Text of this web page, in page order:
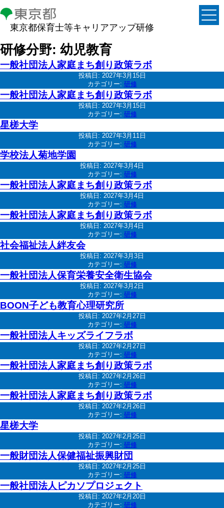
東京都保育士等キャリアアップ研修
研修分野: 幼児教育
一般社団法人家庭まち創り政策ラボ
投稿日: 2027年3月15日
カテゴリー: 研修
一般社団法人家庭まち創り政策ラボ
投稿日: 2027年3月15日
カテゴリー: 研修
星槎大学
投稿日: 2027年3月11日
カテゴリー: 研修
学校法人菊地学園
投稿日: 2027年3月4日
カテゴリー: 研修
一般社団法人家庭まち創り政策ラボ
投稿日: 2027年3月4日
カテゴリー: 研修
一般社団法人家庭まち創り政策ラボ
投稿日: 2027年3月4日
カテゴリー: 研修
社会福祉法人絆友会
投稿日: 2027年3月3日
カテゴリー: 研修
一般社団法人保育栄養安全衛生協会
投稿日: 2027年3月2日
カテゴリー: 研修
BOON子ども教育心理研究所
投稿日: 2027年2月27日
カテゴリー: 研修
一般社団法人キッズライフラボ
投稿日: 2027年2月27日
カテゴリー: 研修
一般社団法人家庭まち創り政策ラボ
投稿日: 2027年2月26日
カテゴリー: 研修
一般社団法人家庭まち創り政策ラボ
投稿日: 2027年2月26日
カテゴリー: 研修
星槎大学
投稿日: 2027年2月25日
カテゴリー: 研修
一般財団法人保健福祉振興財団
投稿日: 2027年2月25日
カテゴリー: 研修
一般社団法人ピカソプロジェクト
投稿日: 2027年2月20日
カテゴリー: 研修